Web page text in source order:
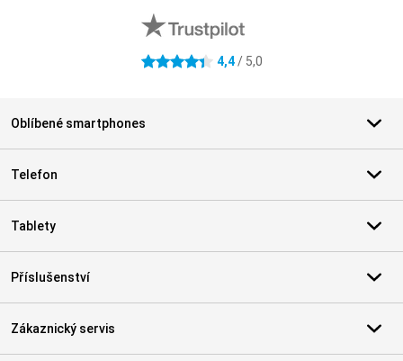
4.4 hvězdičky4,4/ 5,0
Oblíbené smartphones
Telefon
Tablety
Příslušenství
Zákaznický servis